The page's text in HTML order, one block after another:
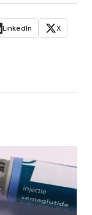
LinkedIn
X